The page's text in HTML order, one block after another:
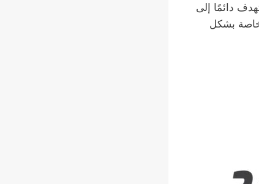
دائمًا إلى
خاصة بشكل